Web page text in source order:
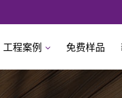
工程案例 免费样品